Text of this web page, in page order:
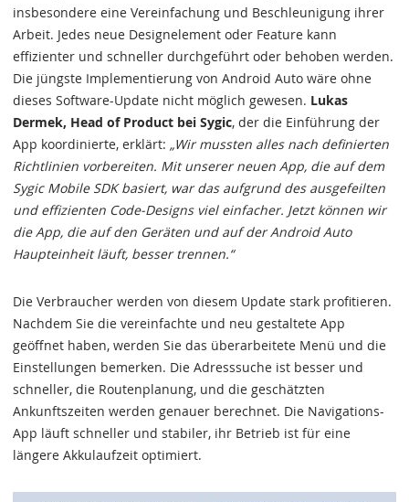
insbesondere eine Vereinfachung und Beschleunigung ihrer
Arbeit. Jedes neue Designelement oder Feature kann
effizienter und schneller durchgeführt oder behoben werden.
Die jüngste Implementierung von Android Auto wäre ohne
dieses Software-Update nicht möglich gewesen. Lukas
Dermek, Head of Product bei Sygic, der die Einführung der
App koordinierte, erklärt: „Wir mussten alles nach definierten
Richtlinien vorbereiten. Mit unserer neuen App, die auf dem
Sygic Mobile SDK basiert, war das aufgrund des ausgefeilten
und effizienten Code-Designs viel einfacher. Jetzt können wir
die App, die auf den Geräten und auf der Android Auto
Haupteinheit läuft, besser trennen.“
Die Verbraucher werden von diesem Update stark profitieren.
Nachdem Sie die vereinfachte und neu gestaltete App
geöffnet haben, werden Sie das überarbeitete Menü und die
Einstellungen bemerken. Die Adresssuche ist besser und
schneller, die Routenplanung, und die geschätzten
Ankunftszeiten werden genauer berechnet. Die Navigations-
App läuft schneller und stabiler, ihr Betrieb ist für eine
längere Akkulaufzeit optimiert.